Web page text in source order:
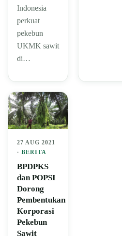
Indonesia
perkuat
pekebun
UKMK sawit
di…
27 AUG 2021
· BERITA
BPDPKS
dan POPSI
Dorong
Pembentukan
Korporasi
Pekebun
Sawit